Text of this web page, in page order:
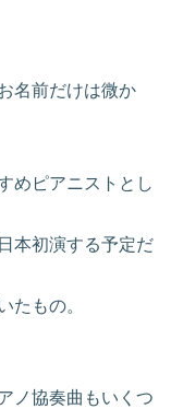
名前だけは微か
めピアニストとし
本初演する予定だ
たもの。
ノ協奏曲もいくつ